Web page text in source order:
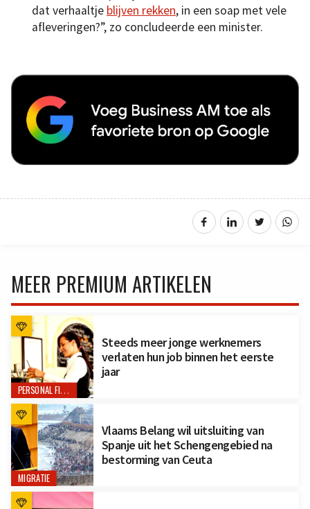
dat verhaaltje blijven rekken, in een soap met vele
afleveringen?”, zo concludeerde een minister.
MEER PREMIUM ARTIKELEN
PERSONAL FINANCE
Steeds meer jonge werknemers
verlaten hun job binnen het eerste
jaar
MIGRATIE
Vlaams Belang wil uitsluiting van
Spanje uit het Schengengebied na
bestorming van Ceuta